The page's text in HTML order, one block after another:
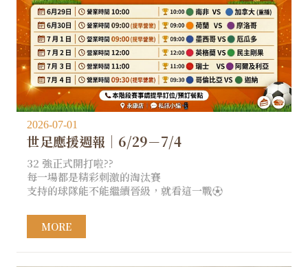
2026-07-01
世足應援週報｜6/29－7/4
32 強正式開打啦??
每一場都是精彩刺激的淘汰賽
支持的球隊能不能繼續晉級，就看這一戰⚽️
MORE